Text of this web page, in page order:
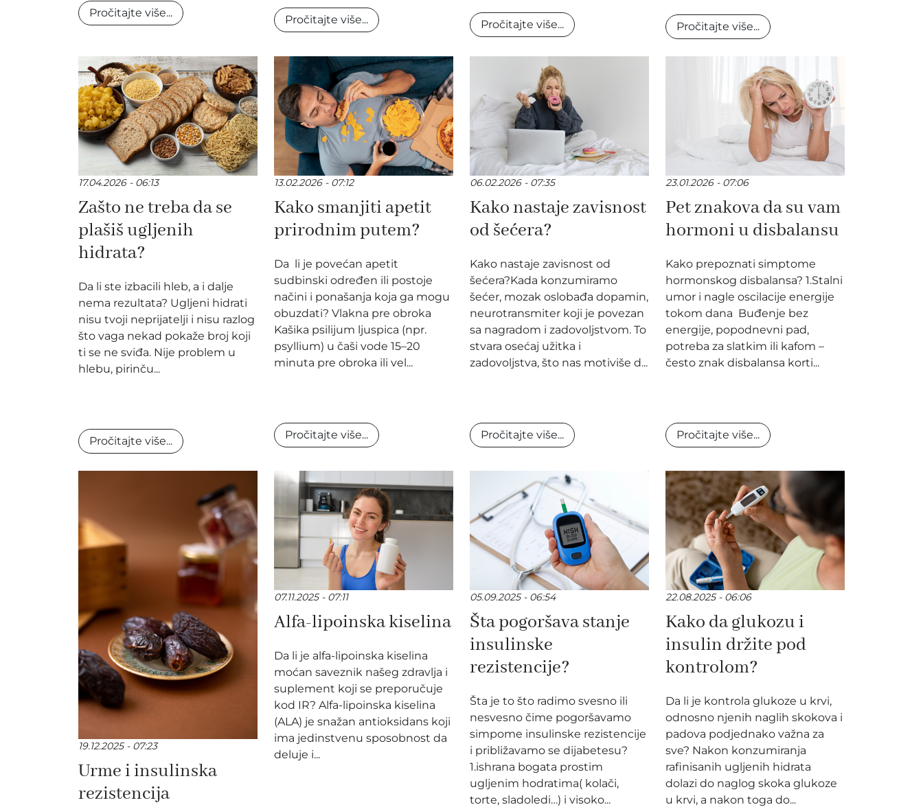
Pročitajte više...
Pročitajte više... Pročitajte više... Pročitajte više...
17.04.2026 - 06:13
Zašto ne treba da se
plašiš ugljenih
hidrata?
Da li ste izbacili hleb, a i dalje
nema rezultata? Ugljeni hidrati
nisu tvoji neprijatelji i nisu razlog
što vaga nekad pokaže broj koji
ti se ne sviđa. Nije problem u
hlebu, pirinču...
Pročitajte više...
13.02.2026 - 07:12
Kako smanjiti apetit
prirodnim putem?
Da li je povećan apetit
sudbinski određen ili postoje
načini i ponašanja koja ga mogu
obuzdati? Vlakna pre obroka
Kašika psilijum ljuspica (npr.
psyllium) u čaši vode 15–20
minuta pre obroka ili vel...
Pročitajte više...
06.02.2026 - 07:35
Kako nastaje zavisnost
od šećera?
Kako nastaje zavisnost od
šećera?Kada konzumiramo
šećer, mozak oslobađa dopamin,
neurotransmiter koji je povezan
sa nagradom i zadovoljstvom. To
stvara osećaj užitka i
zadovoljstva, što nas motiviše d...
Pročitajte više...
23.01.2026 - 07:06
Pet znakova da su vam
hormoni u disbalansu
Kako prepoznati simptome
hormonskog disbalansa? 1.Stalni
umor i nagle oscilacije energije
tokom dana Buđenje bez
energije, popodnevni pad,
potreba za slatkim ili kafom –
često znak disbalansa korti...
Pročitajte više...
19.12.2025 - 07:23
Urme i insulinska
rezistencija
07.11.2025 - 07:11
Alfa-lipoinska kiselina
Da li je alfa-lipoinska kiselina
moćan saveznik našeg zdravlja i
suplement koji se preporučuje
kod IR? Alfa-lipoinska kiselina
(ALA) je snažan antioksidans koji
ima jedinstvenu sposobnost da
deluje i...
05.09.2025 - 06:54
Šta pogoršava stanje
insulinske
rezistencije?
Šta je to što radimo svesno ili
nesvesno čime pogoršavamo
simpome insulinske rezistencije
i približavamo se dijabetesu?
1.ishrana bogata prostim
ugljenim hodratima( kolači,
torte, sladoledi…) i visoko...
22.08.2025 - 06:06
Kako da glukozu i
insulin držite pod
kontrolom?
Da li je kontrola glukoze u krvi,
odnosno njenih naglih skokova i
padova podjednako važna za
sve? Nakon konzumiranja
rafinisanih ugljenih hidrata
dolazi do naglog skoka glukoze
u krvi, a nakon toga do...